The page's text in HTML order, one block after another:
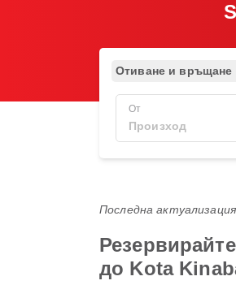
Отиване и връщане
От
Последна
до Kota